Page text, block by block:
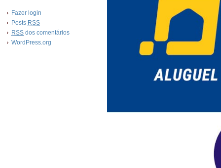
Fazer login
Posts RSS
RSS dos comentários
WordPress.org